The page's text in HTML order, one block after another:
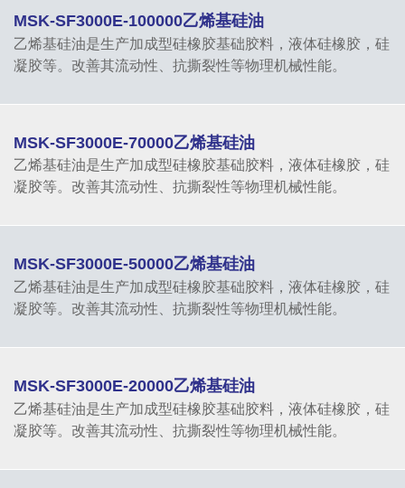
MSK-SF3000E-100000乙烯基硅油
乙烯基硅油是生产加成型硅橡胶基础胶料，液体硅橡胶，硅
凝胶等。改善其流动性、抗撕裂性等物理机械性能。
MSK-SF3000E-70000乙烯基硅油
乙烯基硅油是生产加成型硅橡胶基础胶料，液体硅橡胶，硅
凝胶等。改善其流动性、抗撕裂性等物理机械性能。
MSK-SF3000E-50000乙烯基硅油
乙烯基硅油是生产加成型硅橡胶基础胶料，液体硅橡胶，硅
凝胶等。改善其流动性、抗撕裂性等物理机械性能。
MSK-SF3000E-20000乙烯基硅油
乙烯基硅油是生产加成型硅橡胶基础胶料，液体硅橡胶，硅
凝胶等。改善其流动性、抗撕裂性等物理机械性能。